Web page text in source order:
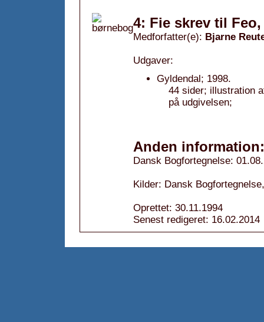
4: Fie skrev til Feo,
Medforfatter(e): Bjarne
Udgaver:
Gyldendal; 1998.
44 sider; illustration
på udgivelsen;
Anden information:
Dansk Bogfortegnelse:
Kilder: Dansk
Oprettet: 30.11.1994
Senest redigeret: 16.02.2014